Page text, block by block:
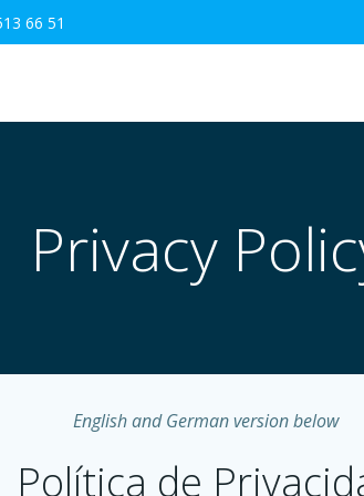
66 51
Privacy
English and German version below
Política de